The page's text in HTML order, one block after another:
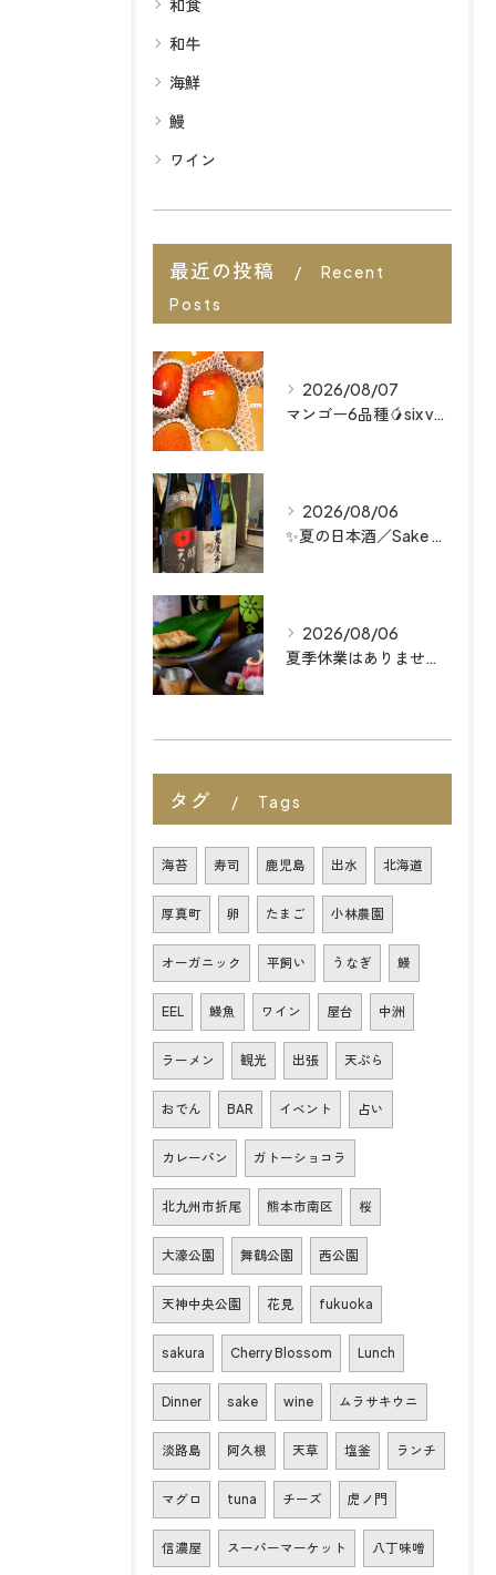
和食
和牛
海鮮
鰻
ワイン
最近の投稿
Recent
Posts
2026/08/07
マンゴー6品種🥭six varieties of mango...
2026/08/06
✨夏の日本酒／Sake Menu
2026/08/06
夏季休業はありません 福岡天神の和食店
タグ Tags
海苔 寿司 鹿児島 出水 北海道
厚真町 卵 たまご 小林農園
オーガニック 平飼い うなぎ 鰻
EEL 鰻魚 ワイン 屋台 中洲
ラーメン 観光 出張 天ぷら
おでん BAR イベント 占い
カレーパン ガトーショコラ
北九州市折尾 熊本市南区 桜
大濠公園 舞鶴公園 西公園
天神中央公園 花見 fukuoka
sakura Cherry Blossom Lunch
Dinner sake wine ムラサキウニ
淡路島 阿久根 天草 塩釜 ランチ
マグロ tuna チーズ 虎ノ門
信濃屋 スーパーマーケット 八丁味噌